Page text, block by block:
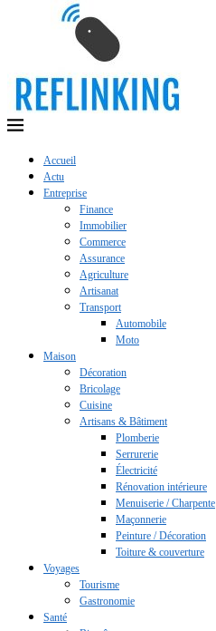
Accueil
Actu
Entreprise
Finance
Immobilier
Commerce
Assurance
Agriculture
Artisanat
Transport
Automobile
Moto
Maison
Décoration
Bricolage
Cuisine
Artisans & Bâtiment
Plomberie
Serrurerie
Électricité
Rénovation intérieure
Menuiserie / Charpente
Maçonnerie
Peinture / Décoration
Toiture & couverture
Voyages
Tourisme
Gastronomie
Santé